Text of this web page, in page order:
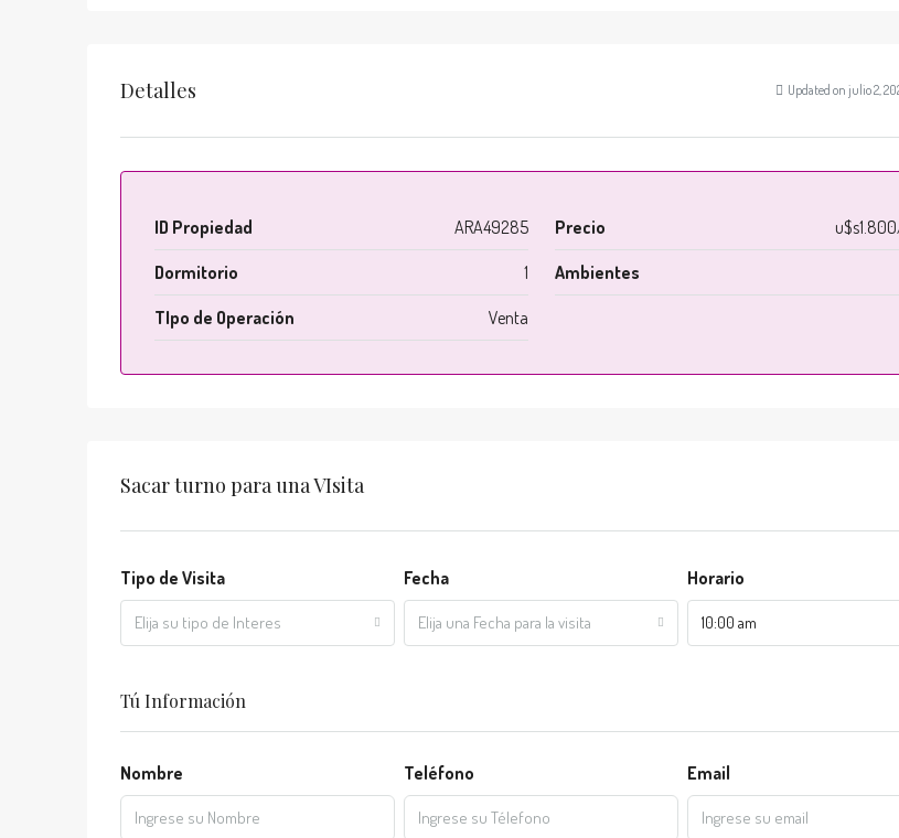
Detalles Updated on julio 2,
ID Propiedad ARA49285 Precio
Dormitorio 1 Ambientes
TIpo de Operación Venta
Sacar turno para una VIsita
Tipo de Visita
Elija su tipo de Interes
Fecha
Elija una Fecha para la visita
Horario
10:00 am
Tú Información
Nombre Teléfono Email